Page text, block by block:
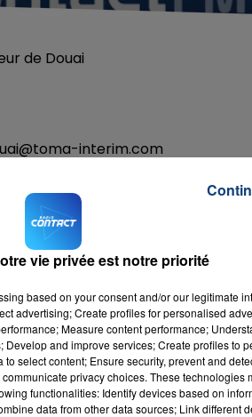
- 20h00
DU WEEK-END
de Douai
interim.com
vie privée est notre priorité
based on your consent and/or our legitimate
advertising; Create profiles for personalised
Measure content performance;
and improve services; Create profiles to
select content; Ensure security, prevent and
privacy choices. These technologies
functionalities: Identify devices based on
data from other data sources; Link different